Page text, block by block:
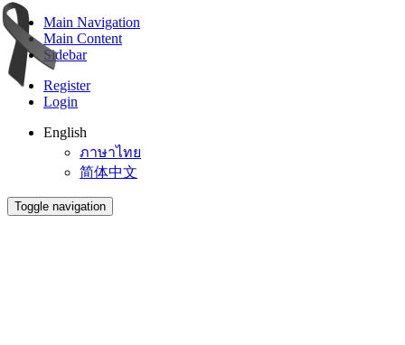
Main Navigation
Main Content
Sidebar
Register
Login
English
ภาษาไทย
简体中文
Toggle navigation